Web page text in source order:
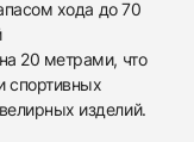
хода до 70
20 метрами, что
спортивных
изделий.